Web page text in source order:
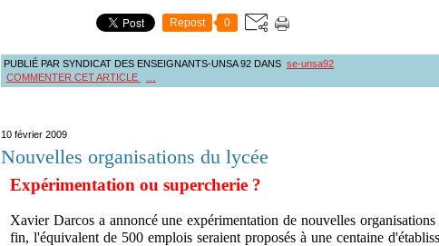
Repost 0
PUBLIÉ PAR SYNDICAT DES ENSEIGNANTS-UNSA 92 DANS se-unsa92
COMMENTER CET ARTICLE
10 février 2009
Nouvelles organisations du lycée
Expérimentation ou supercherie ?
Xavier Darcos a annoncé une expérimentation de nouvelles
fin, l'équivalent de 500 emplois seraient proposés à une centaine